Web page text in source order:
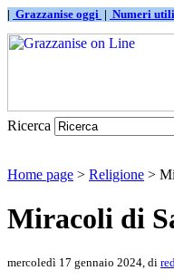
| Grazzanise oggi | Numeri utili
Ricerca
Home page > Religione >
Miracoli di
mercoledì 17 gennaio 2024, di